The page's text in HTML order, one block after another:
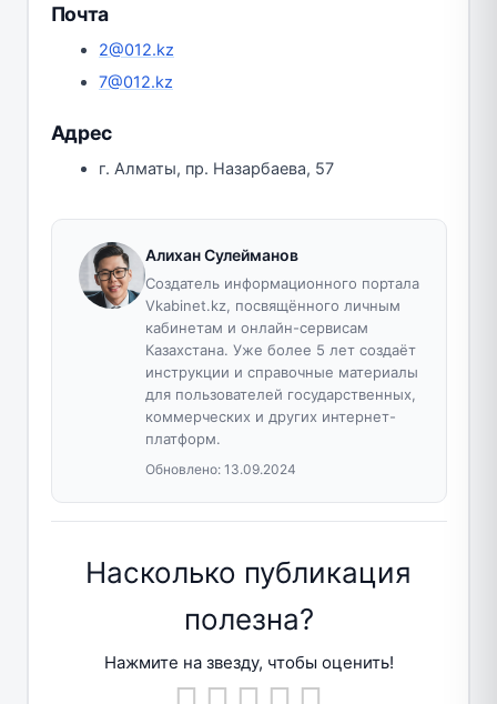
Почта
2@012.kz
7@012.kz
Адрес
г. Алматы, пр. Назарбаева, 57
Алихан Сулейманов
Создатель информационного портала
Vkabinet.kz, посвящённого личным
кабинетам и онлайн-сервисам
Казахстана. Уже более 5 лет создаёт
инструкции и справочные материалы
для пользователей государственных,
коммерческих и других интернет-
платформ.
Обновлено: 13.09.2024
Насколько публикация
полезна?
Нажмите на звезду, чтобы оценить!